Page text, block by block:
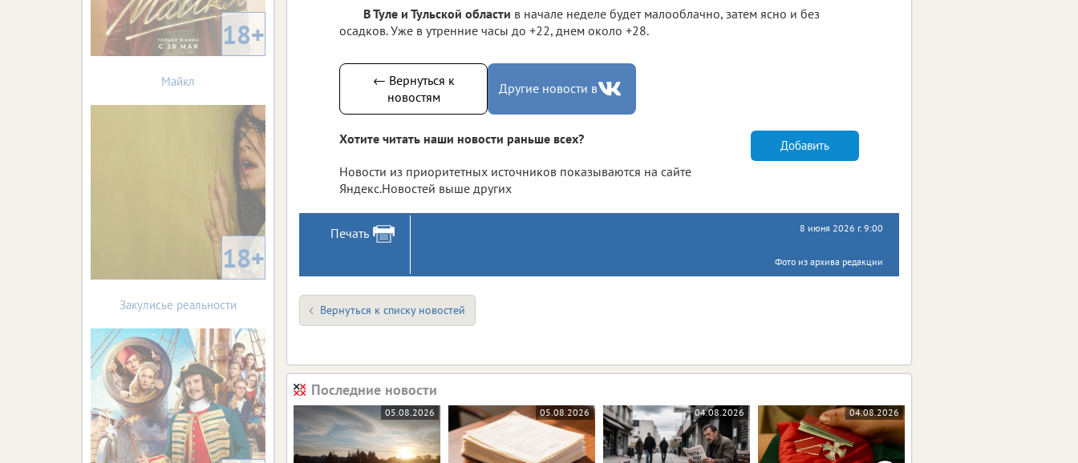
В Туле и Тульской области в начале неделе будет малооблачно, затем ясно и без
осадков. Уже в утренние часы до +22, днем около +28.
← Вернуться к
новостям
Другие новости в
Хотите читать наши новости раньше всех?
Новости из приоритетных источников показываются на сайте
Яндекс.Новостей выше других
Добавить
Печать 8 июня 2026 г. 9:00
Фото из архива редакции
Вернуться к списку новостей
Последние новости
05.08.2026 05.08.2026 04.08.2026 04.08.2026
18+
Майкл
18+
Закулисье реальности